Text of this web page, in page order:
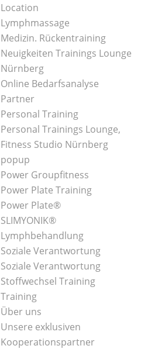
Location
Lymphmassage
Medizin. Rückentraining
Neuigkeiten Trainings Lounge
Nürnberg
Online Bedarfsanalyse
Partner
Personal Training
Personal Trainings Lounge,
Fitness Studio Nürnberg
popup
Power Groupfitness
Power Plate Training
Power Plate®
SLIMYONIK®
Lymphbehandlung
Soziale Verantwortung
Soziale Verantwortung
Stoffwechsel Training
Training
Über uns
Unsere exklusiven
Kooperationspartner